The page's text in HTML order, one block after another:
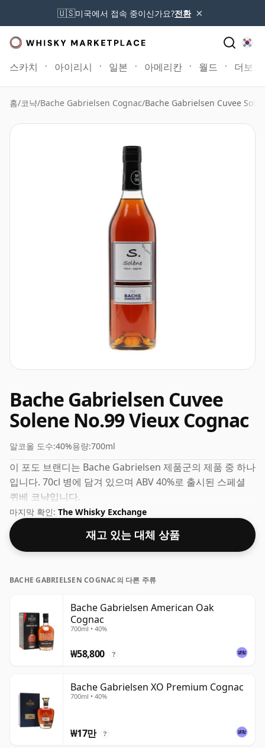
🇺🇸미국에서 접속 중이신가요?전환 ×
스카치 아이리시 일본 아메리칸 월드 더보기
홈/코냑/Bache Gabrielsen Cognac/Bache Gabrielsen Cuvee
Bache Gabrielsen Cuvee
Solene No.99 Vieux Cognac
알코올 도수:40%용량:700ml
이 포도 브랜디는 Bache Gabrielsen 제품군의 제품 중 하나
입니다. 70cl 병에 담겨 있으며 ABV 40%로 출시된 스페셜
퀴베 코냑입니다.
마지막 확인: The Whisky Exchange
재고 있는 대체 상품
BACHE GABRIELSEN COGNAC의 다른 주류
Bache Gabrielsen American Oak
Cognac
700ml • 40%
₩58,800 ?
Bache Gabrielsen XO Premium Cognac
700ml • 40%
₩17만 ?